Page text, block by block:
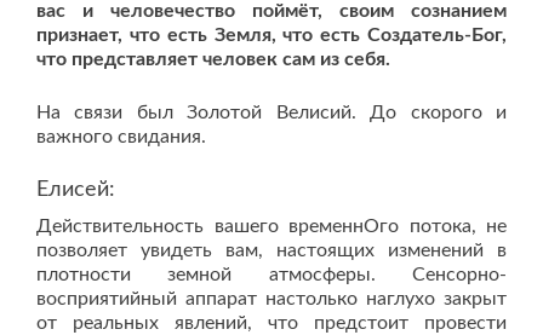
вас и человечество поймёт, своим сознанием
признает, что есть Земля, что есть Создатель-Бог,
что представляет человек сам из себя.
На связи был Золотой Велисий. До скорого и
важного свидания.
Елисей:
Действительность вашего временнОго потока, не
позволяет увидеть вам, настоящих изменений в
плотности земной атмосферы. Сенсорно-
восприятийный аппарат настолько наглухо закрыт
от реальных явлений, что предстоит провести